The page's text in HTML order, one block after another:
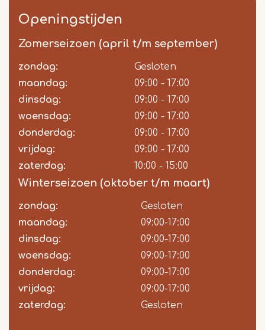
Openingstijden
Zomerseizoen (april t/m september)
Dag
Time
slot
Reactie
zondag:
Gesloten
maandag:
09:00 - 17:00
dinsdag:
09:00 - 17:00
woensdag:
09:00 - 17:00
donderdag:
09:00 - 17:00
vrijdag:
09:00 - 17:00
zaterdag:
10:00 - 15:00
Winterseizoen (oktober t/m maart)
Dag
Time
slot
Reactie
zondag:
Gesloten
maandag:
09:00-17:00
dinsdag:
09:00-17:00
woensdag:
09:00-17:00
donderdag:
09:00-17:00
vrijdag:
09:00-17:00
zaterdag:
Gesloten